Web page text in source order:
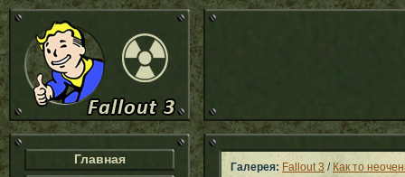
Главная
Галерея: Fallout 3 / Как то